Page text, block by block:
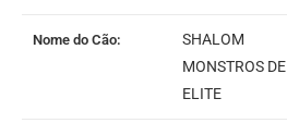
Nome do Cão:
SHALOM
MONSTROS DE
ELITE